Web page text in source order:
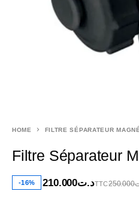
HOME FILTRE SÉPARATEUR
Filtre Séparateur
-16% 250.000 د.ت210.000 TTC